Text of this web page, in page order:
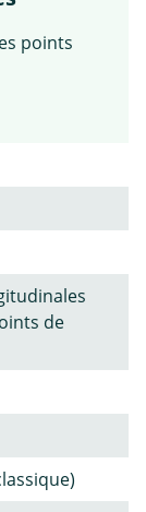
points
de